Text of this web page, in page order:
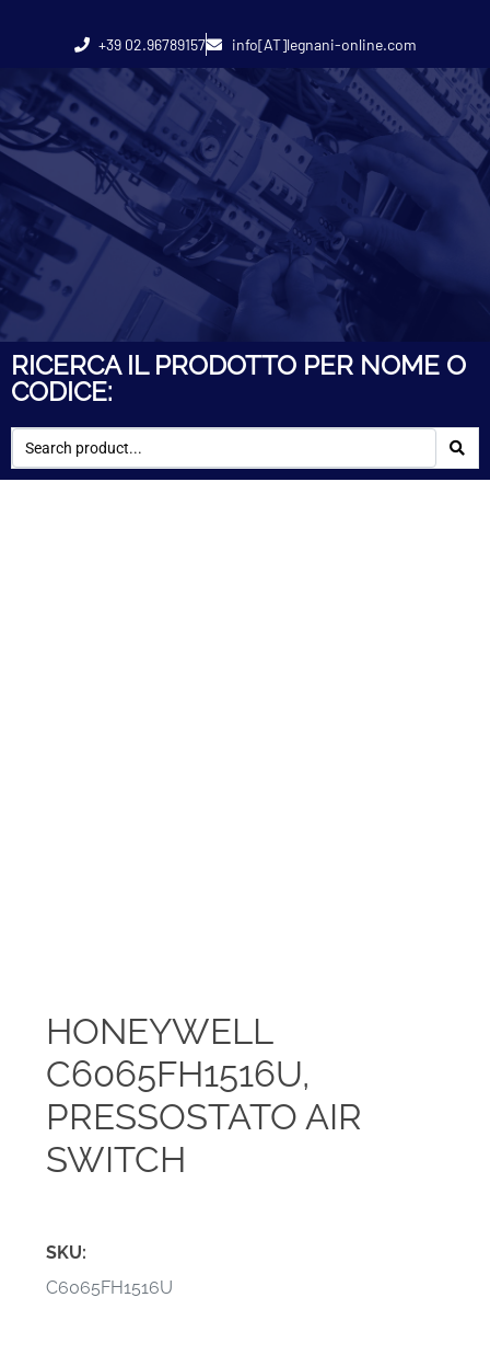
+39 02.96789157 info[AT]legnani-online.com
RICERCA IL PRODOTTO PER NOME O
CODICE:
HONEYWELL
C6065FH1516U,
PRESSOSTATO AIR
SWITCH
SKU:
C6065FH1516U